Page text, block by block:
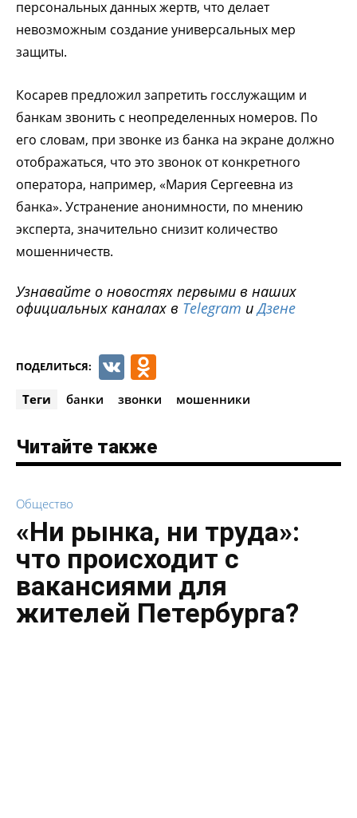
персональных данных жертв, что делает
невозможным создание универсальных мер
защиты.
Косарев предложил запретить госслужащим и
банкам звонить с неопределенных номеров. По
его словам, при звонке из банка на экране должно
отображаться, что это звонок от конкретного
оператора, например, «Мария Сергеевна из
банка». Устранение анонимности, по мнению
эксперта, значительно снизит количество
мошенничеств.
Узнавайте о новостях первыми в наших
официальных каналах в Telegram иДзене
ПОДЕЛИТЬСЯ: VK
Теги банки звонки мошенники
Читайте также
Общество
«Ни рынка, ни труда»:
что происходит с
вакансиями для
жителей Петербурга?